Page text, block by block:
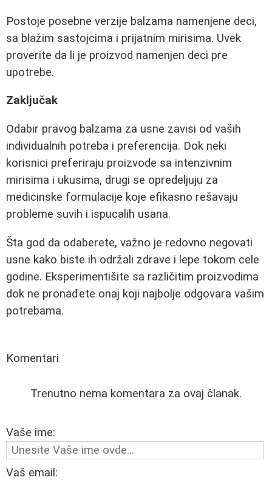
Postoje posebne verzije balzama namenjene deci,
sa blažim sastojcima i prijatnim mirisima. Uvek
proverite da li je proizvod namenjen deci pre
upotrebe.
Zaključak
Odabir pravog balzama za usne zavisi od vaših
individualnih potreba i preferencija. Dok neki
korisnici preferiraju proizvode sa intenzivnim
mirisima i ukusima, drugi se opredeljuju za
medicinske formulacije koje efikasno rešavaju
probleme suvih i ispucalih usana.
Šta god da odaberete, važno je redovno negovati
usne kako biste ih održali zdrave i lepe tokom cele
godine. Eksperimentišite sa različitim proizvodima
dok ne pronađete onaj koji najbolje odgovara vašim
potrebama.
Komentari
Trenutno nema komentara za ovaj članak.
Vaše ime:
Vaš email: